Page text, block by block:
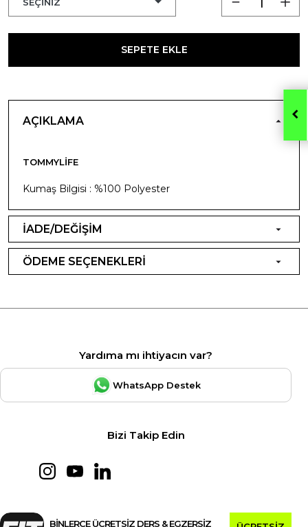
SEPETE EKLE
AÇIKLAMA
TOMMYLIFE
Kumaş Bilgisi : %100 Polyester
İADE/DEĞİŞİM
ÖDEME SEÇENEKLERİ
Yardıma mı ihtiyacın var?
WhatsApp Destek
Bizi Takip Edin
BİNLERCE ÜCRETSİZ DERS & EGZERSİZ